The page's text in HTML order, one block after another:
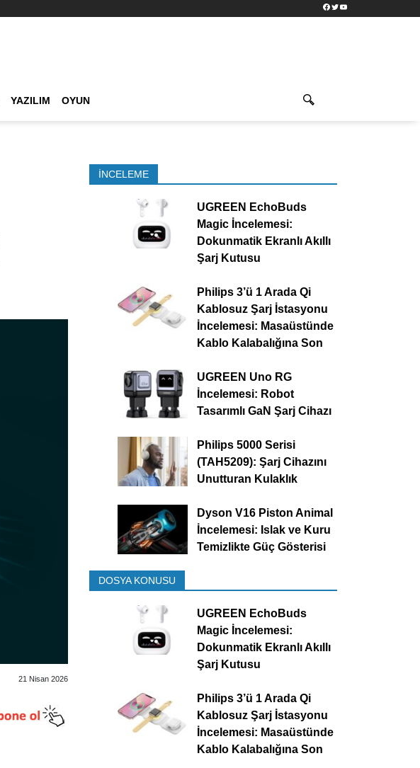
Facebook
TwitterYouTube
YAZILIM OYUN
21 Nisan 2026
İNCELEME
UGREEN EchoBuds
Magic İncelemesi:
Dokunmatik Ekranlı Akıllı
Şarj Kutusu
Philips 3’ü 1 Arada Qi
Kablosuz Şarj İstasyonu
İncelemesi: Masaüstünde
Kablo Kalabalığına Son
UGREEN Uno RG
İncelemesi: Robot
Tasarımlı GaN Şarj Cihazı
Philips 5000 Serisi
(TAH5209): Şarj Cihazını
Unutturan Kulaklık
Dyson V16 Piston Animal
İncelemesi: Islak ve Kuru
Temizlikte Güç Gösterisi
DOSYA KONUSU
UGREEN EchoBuds
Magic İncelemesi:
Dokunmatik Ekranlı Akıllı
Şarj Kutusu
Philips 3’ü 1 Arada Qi
Kablosuz Şarj İstasyonu
İncelemesi: Masaüstünde
Kablo Kalabalığına Son